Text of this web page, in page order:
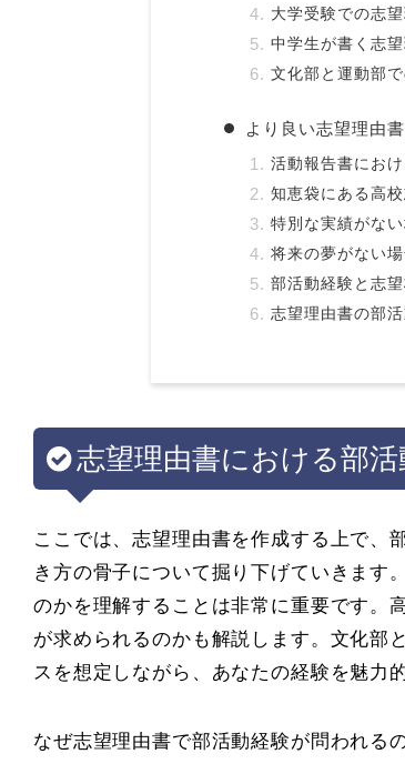
大学受験での志
中学生が書く志
文化部と運動部
より良い志望理由
活動報告書にお
知恵袋にある高
特別な実績がな
将来の夢がない
部活動経験と志
志望理由書の部
志望理由書における部
ここでは、志望理由書を作成する上で、
き方の骨子について掘り下げていきます
のかを理解することは非常に重要です。
が求められるのかも解説します。文化部
スを想定しながら、あなたの経験を魅力
なぜ志望理由書で部活動経験が問われる